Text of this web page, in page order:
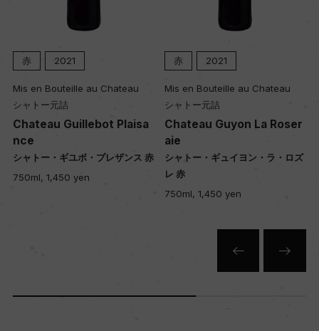
赤 2021
Mis en Bouteille au Chateau
シャトー元詰
Chateau Guillebot Plaisa
nce
シャトー・ギユボ・プレザンス 赤
750ml, 1,450 yen
赤 2021
Mis en Bouteille au Chateau
シャトー元詰
Chateau Guyon La Roser
aie
シャトー・ギュイヨン・ラ・ロズ
レ 赤
750ml, 1,450 yen